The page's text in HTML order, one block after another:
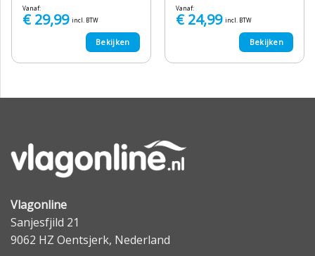
Vanaf:
€29,99 incl. BTW
Bekijken
Vanaf:
€24,99 incl. BTW
Bekijken
Vlagonline
Sanjesfjild 21
9062 HZ Oentsjerk, Nederland